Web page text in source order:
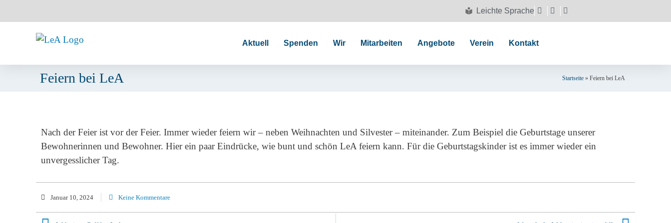
Leichte Sprache
Aktuell Spenden Wir Mitarbeiten Angebote Verein Kontakt
Feiern bei LeA Startseite» Feiern bei LeA
Nach der Feier ist vor der Feier. Immer wieder feiern wir – neben Weihnachten und Silvester – miteinander. Zum Beispiel die Geburtstage unserer
Bewohnerinnen und Bewohner. Hier ein paar Eindrücke, wie bunt und schön LeA feiern kann. Für die Geburtstagskinder ist es immer wieder ein
unvergesslicher Tag.
Januar 10, 2024 Keine Kommentare